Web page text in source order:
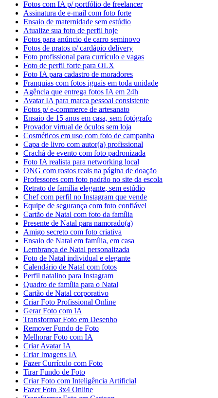
Fotos com IA p/ portfólio de freelancer
Assinatura de e-mail com foto forte
Ensaio de maternidade sem estúdio
Atualize sua foto de perfil hoje
Fotos para anúncio de carro seminovo
Fotos de pratos p/ cardápio delivery
Foto profissional para currículo e vagas
Foto de perfil forte para OLX
Foto IA para cadastro de moradores
Franquias com fotos iguais em toda unidade
Agência que entrega fotos IA em 24h
Avatar IA para marca pessoal consistente
Fotos p/ e-commerce de artesanato
Ensaio de 15 anos em casa, sem fotógrafo
Provador virtual de óculos sem loja
Cosméticos em uso com foto de campanha
Capa de livro com autor(a) profissional
Crachá de evento com foto padronizada
Foto IA realista para networking local
ONG com rostos reais na página de doação
Professores com foto padrão no site da escola
Retrato de família elegante, sem estúdio
Chef com perfil no Instagram que vende
Equipe de segurança com foto confiável
Cartão de Natal com foto da família
Presente de Natal para namorado(a)
Amigo secreto com foto criativa
Ensaio de Natal em família, em casa
Lembrança de Natal personalizada
Foto de Natal individual e elegante
Calendário de Natal com fotos
Perfil natalino para Instagram
Quadro de família para o Natal
Cartão de Natal corporativo
Criar Foto Profissional Online
Gerar Foto com IA
Transformar Foto em Desenho
Remover Fundo de Foto
Melhorar Foto com IA
Criar Avatar IA
Criar Imagens IA
Fazer Currículo com Foto
Tirar Fundo de Foto
Criar Foto com Inteligência Artificial
Fazer Foto 3x4 Online